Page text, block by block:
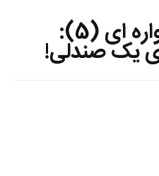
گزارش های جشنواره ای (5):
یک صندلی!